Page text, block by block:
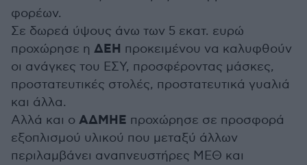
φορέων.
Σε δωρεά ύψους άνω των 5 εκατ. ευρώ
προχώρησε η ΔΕΗ προκειμένου να καλυφθούν
οι ανάγκες του ΕΣΥ, προσφέροντας μάσκες,
προστατευτικές στολές, προστατευτικά γυαλιά
και άλλα.
Αλλά και ο ΑΔΜΗΕ προχώρησε σε προσφορά
εξοπλισμού υλικού που μεταξύ άλλων
περιλαμβάνει αναπνευστήρες ΜΕΘ και